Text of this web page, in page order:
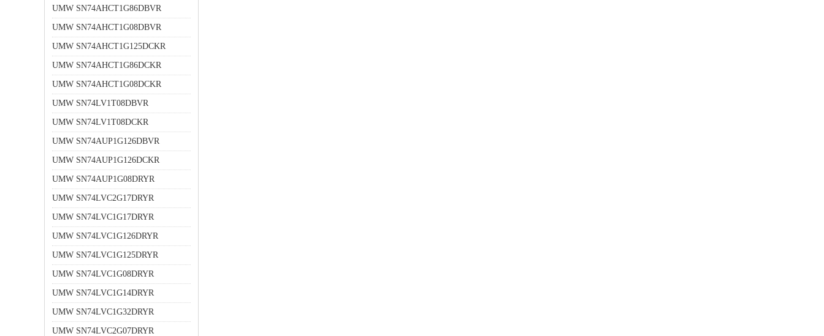
UMW SN74AHCT1G86DBVR
UMW SN74AHCT1G08DBVR
UMW SN74AHCT1G125DCKR
UMW SN74AHCT1G86DCKR
UMW SN74AHCT1G08DCKR
UMW SN74LV1T08DBVR
UMW SN74LV1T08DCKR
UMW SN74AUP1G126DBVR
UMW SN74AUP1G126DCKR
UMW SN74AUP1G08DRYR
UMW SN74LVC2G17DRYR
UMW SN74LVC1G17DRYR
UMW SN74LVC1G126DRYR
UMW SN74LVC1G125DRYR
UMW SN74LVC1G08DRYR
UMW SN74LVC1G14DRYR
UMW SN74LVC1G32DRYR
UMW SN74LVC2G07DRYR